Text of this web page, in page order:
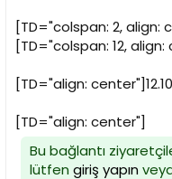
[TD="colspan: 2,
[TD="colspan: 12,
[TD="align:
[TD="align: center"]
Bu bağlantı
lütfen giriş yapın